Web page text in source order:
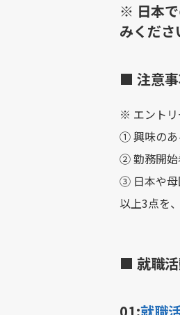
※ 日本で
みくださ
■ 注意
※ エントリ
① 興味のあ
② 勤務開始
③ 日本や母
以上3点を
■ 就職